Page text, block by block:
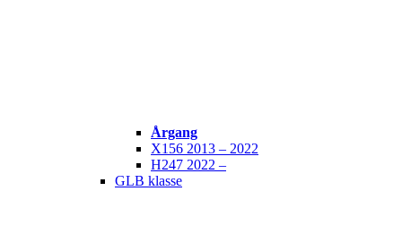
Årgang
X156 2013 – 2022
H247 2022 –
GLB klasse